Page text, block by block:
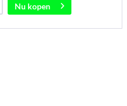
Nu kopen